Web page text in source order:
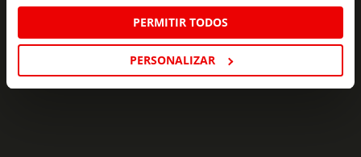
PERMITIR TODOS
PERSONALIZAR
mail
Subscrever